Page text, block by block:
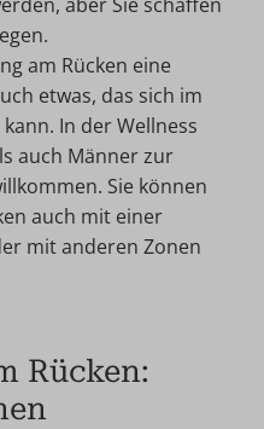
am Rücken eine
etwas, das sich im
In der Wellness
auch Männer zur
Sie können
auch mit einer
mit anderen Zonen
Rücken: